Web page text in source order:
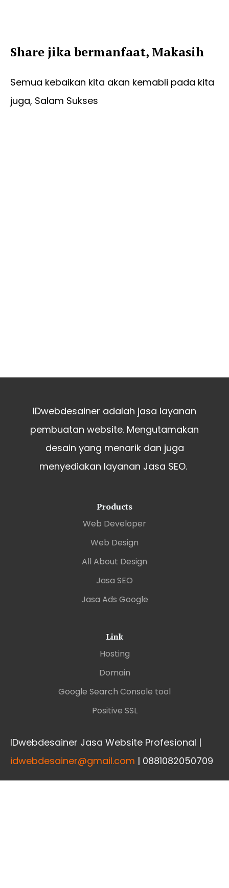
Share jika bermanfaat, Makasih
Semua kebaikan kita akan kemabli pada kita
juga, Salam Sukses
IDwebdesainer adalah jasa layanan
pembuatan website. Mengutamakan
desain yang menarik dan juga
menyediakan layanan Jasa SEO.
Products
Web Developer
Web Design
All About Design
Jasa SEO
Jasa Ads Google
Link
Hosting
Domain
Google Search Console tool
Positive SSL
IDwebdesainer Jasa Website Profesional |
idwebdesainer@gmail.com | 0881082050709